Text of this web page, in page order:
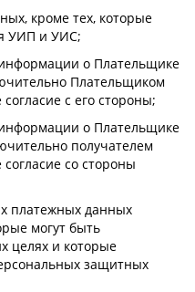
кроме тех, которые
УИП и УИС;
о Плательщике
Плательщиком
с его стороны;
о Плательщике
получателем
со стороны
платежных данных
могут быть
целях и которые
защитных